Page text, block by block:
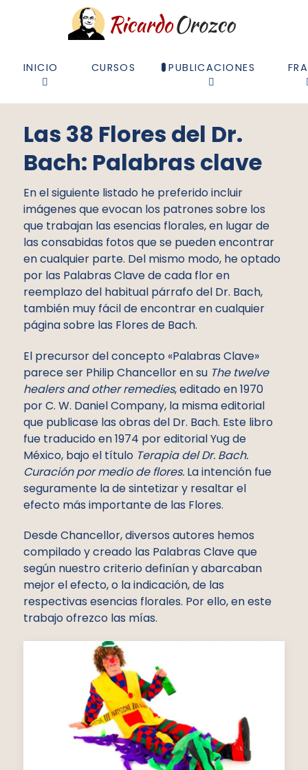
INICIO CURSOS PUBLICACIONES
Las 38 Flores del Dr.
Bach: Palabras clave
En el siguiente listado he preferido incluir
imágenes que evocan los patrones sobre los
que trabajan las esencias florales, en lugar de
las consabidas fotos que se pueden encontrar
en cualquier parte. Del mismo modo, he optado
por las Palabras Clave de cada flor en
reemplazo del habitual párrafo del Dr. Bach,
también muy fácil de encontrar en cualquier
página sobre las Flores de Bach.
El precursor del concepto «Palabras Clave»
parece ser Philip Chancellor en su The twelve
healers and other remedies, editado en 1970
por C. W. Daniel Company, la misma editorial
que publicase las obras del Dr. Bach. Este libro
fue traducido en 1974 por editorial Yug de
México, bajo el título Terapia del Dr. Bach.
Curación por medio de flores. La intención fue
seguramente la de sintetizar y resaltar el
efecto más importante de las Flores.
Desde Chancellor, diversos autores hemos
compilado y creado las Palabras Clave que
según nuestro criterio definían y abarcaban
mejor el efecto, o la indicación, de las
respectivas esencias florales. Por ello, en este
trabajo ofrezco las mías.